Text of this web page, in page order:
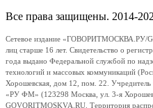
Все права защищены. 2014-
Сетевое издание «ГОВОРИТМОСКВА.РУ/
лиц старше 16 лет. Свидетельство о
года выдано Федеральной службой по
технологий и массовых коммуникаций
Хорошевская, дом 12, пом. 22. Учредитель
«РУ ФМ» (123298 Москва, ул. 3-я
GOVORITMOSKVA.RU. Территория